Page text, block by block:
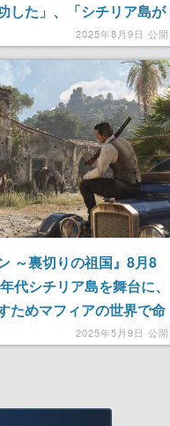
した」、「シチリア島が
とコメント相次ぐ。公式
ンペーンも実施中
2025年8月9日 公開
～裏切りの祖国』8月8
代シチリア島を舞台に、
ためマフィアの世界で命
アドベンチャーゲーム。
2025年5月9日 公開